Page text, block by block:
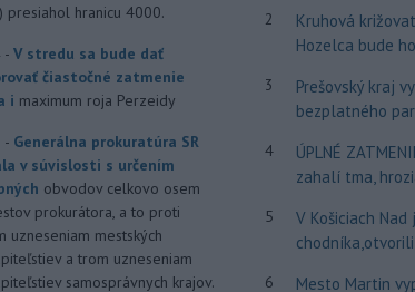
presiahol hranicu 4000.
- V stredu sa bude dať
čiastočné zatmenie
i maximum roja Perzeidy
- Generálna prokuratúra SR
v súvislosti s určením
obvodov celkovo osem
prokurátora, a to proti
uzneseniam mestských
a trom uzneseniam
samosprávnych krajov.
2
Kruhová
Hozelca bude
3
Prešovský kraj
bezplatného
4
ÚPLNÉ
zahalí tma,
5
V Košiciach
6
Mesto Martin